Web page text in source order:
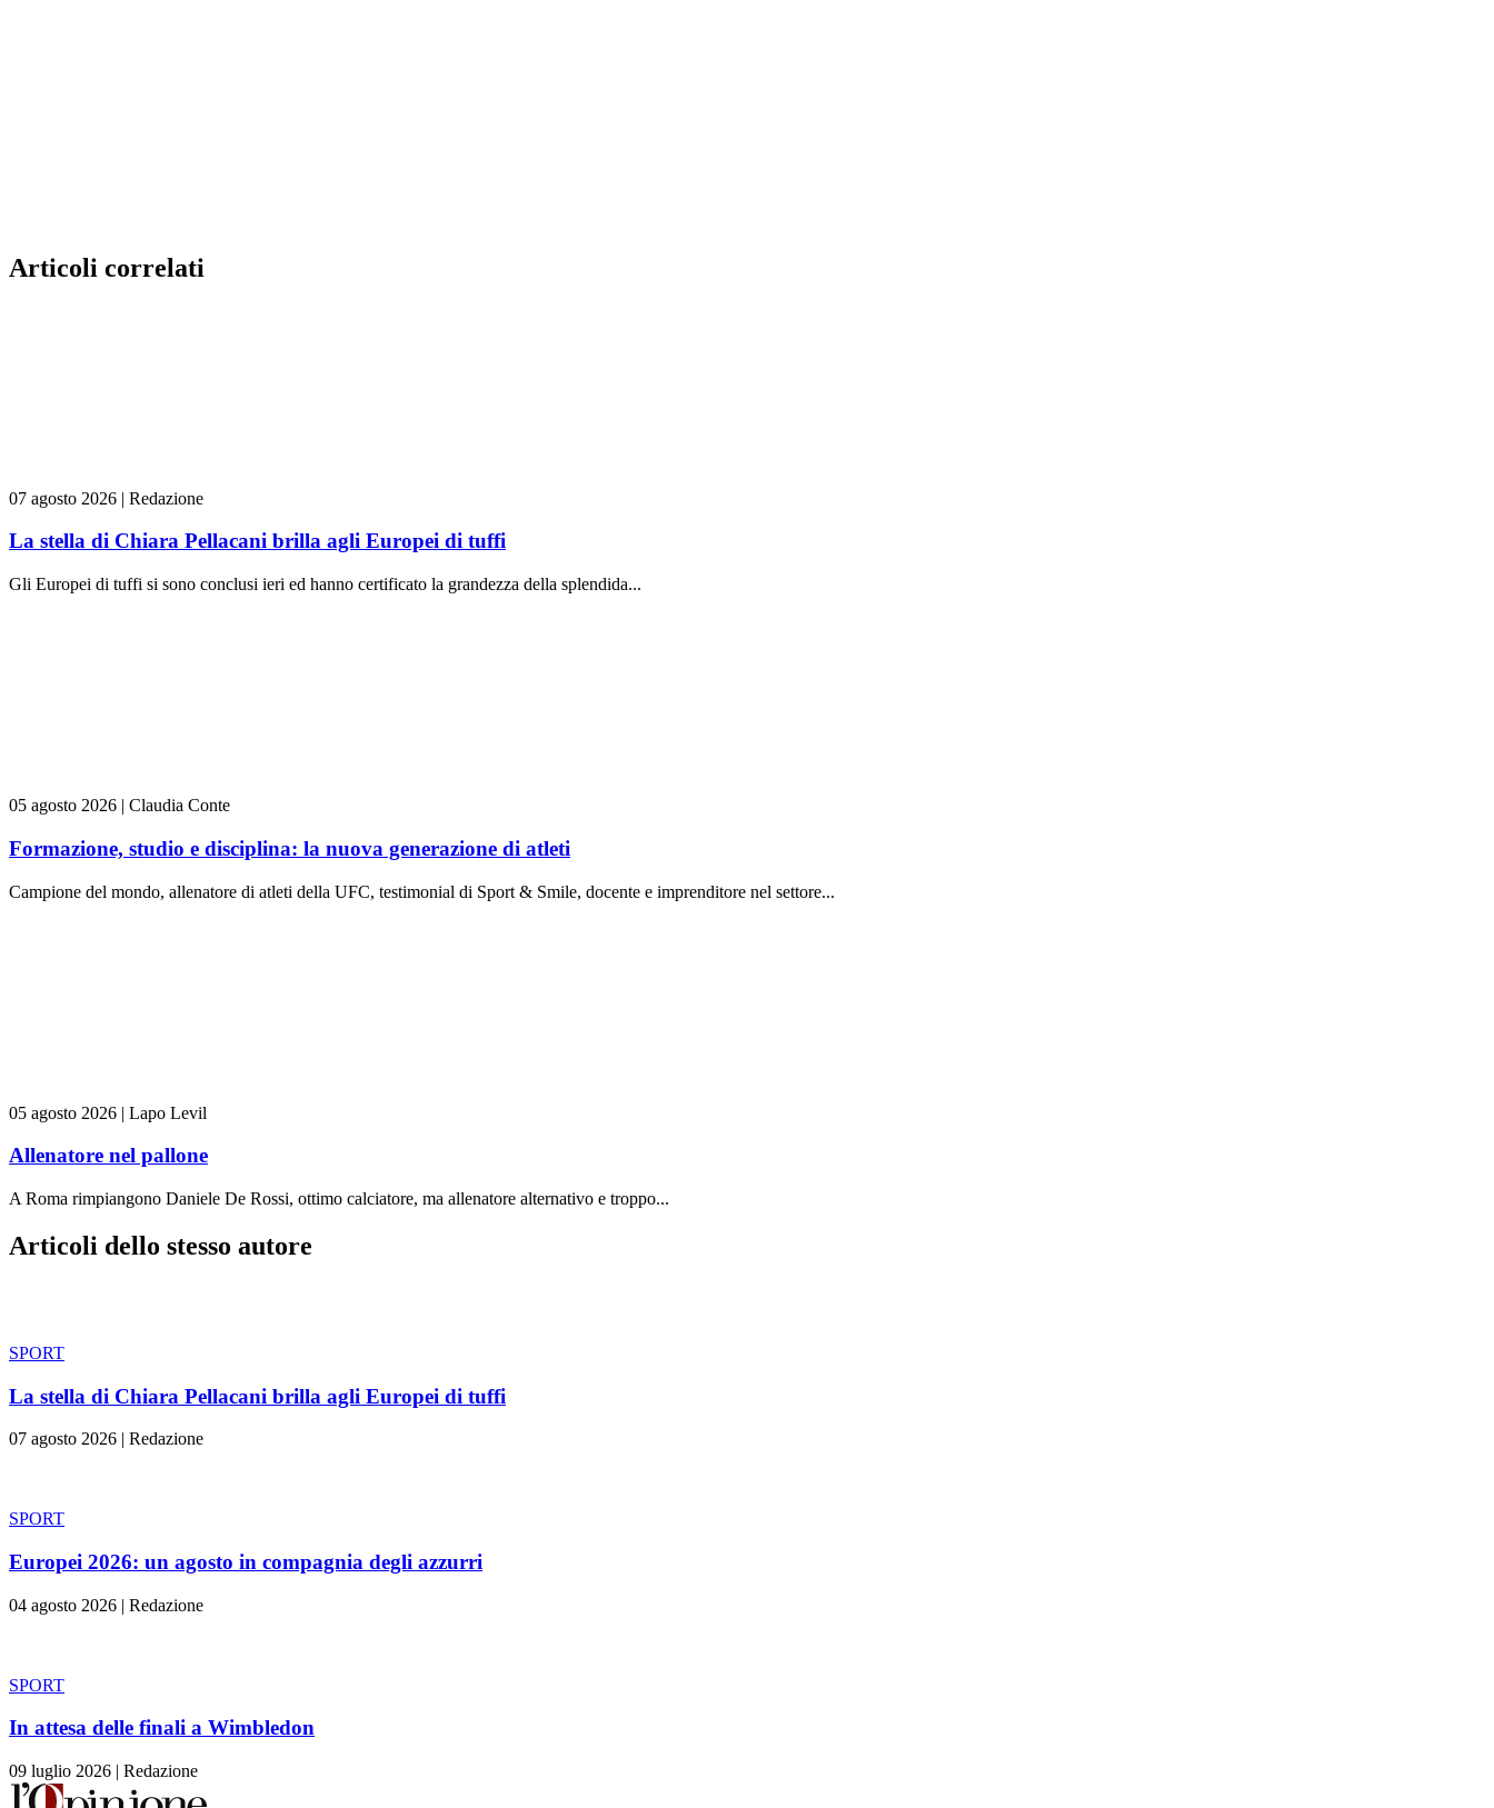
Articoli correlati
07 agosto 2026 | Redazione
La stella di Chiara Pellacani brilla agli Europei di tuffi
Gli Europei di tuffi si sono conclusi ieri ed hanno certificato la grandezza della splendida...
05 agosto 2026 | Claudia Conte
Formazione, studio e disciplina: la nuova generazione di atleti
Campione del mondo, allenatore di atleti della UFC, testimonial di Sport & Smile, docente e imprenditore nel settore...
05 agosto 2026 | Lapo Levil
Allenatore nel pallone
A Roma rimpiangono Daniele De Rossi, ottimo calciatore, ma allenatore alternativo e troppo...
Articoli dello stesso autore
SPORT
La stella di Chiara Pellacani brilla agli Europei di tuffi
07 agosto 2026 | Redazione
SPORT
Europei 2026: un agosto in compagnia degli azzurri
04 agosto 2026 | Redazione
SPORT
In attesa delle finali a Wimbledon
09 luglio 2026 | Redazione